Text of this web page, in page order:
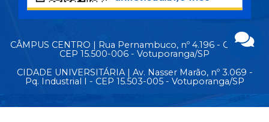
CÂMPUS CENTRO | Rua Pernambuco, nº 4.196 - Centro -
CEP 15.500-006 - Votuporanga/SP
CIDADE UNIVERSITÁRIA | Av. Nasser Marão, nº 3.069 -
Pq. Industrial I - CEP 15.503-005 - Votuporanga/SP